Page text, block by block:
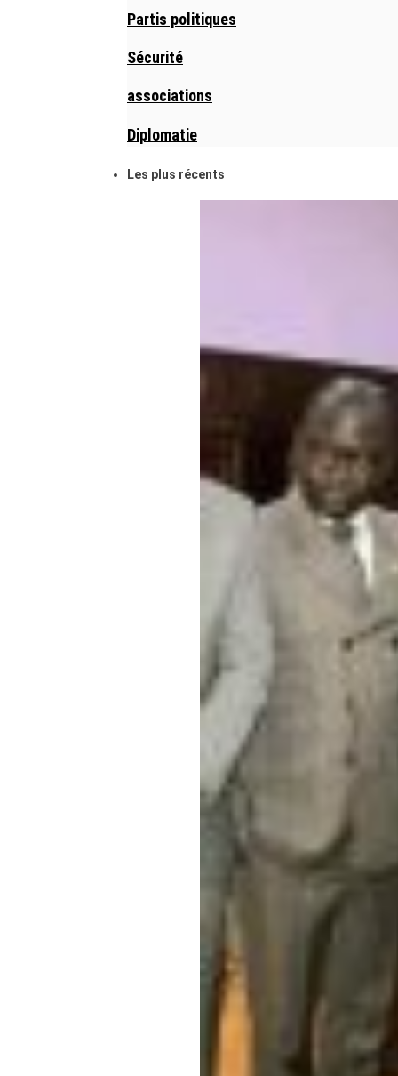
Partis politiques
Sécurité
associations
Diplomatie
Les plus récents